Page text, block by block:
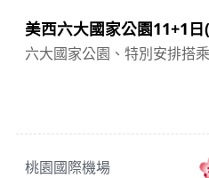
美西六大國家公園11+1
六大國家公園、特別安排搭
桃園國際機場